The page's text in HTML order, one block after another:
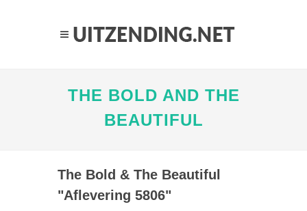
THE BOLD AND THE
BEAUTIFUL
The Bold & The Beautiful
"Aflevering 5806"